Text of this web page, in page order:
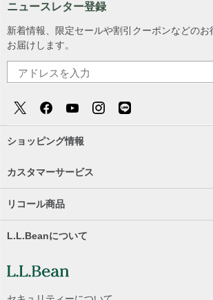
ニュースレター登録
新着情報、限定セールや割引クーポンなどのお
お届けします。
ショッピング情報
カスタマーサービス
リコール商品
L.L.Beanについて